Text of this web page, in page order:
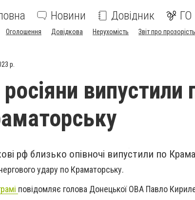
Новини Довідник ГО
Оголошення Довідкова Нерухомість Звіт про
р.
росіяни випустили
рф близько опівночі випустили по
удару по Краматорську.
повідомляє голова Донецької ОВА Павло